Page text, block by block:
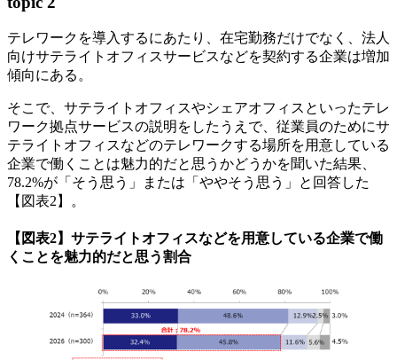
テレワークを導入するにあたり、在宅勤務だけでなく、法人
向けサテライトオフィスサービスなどを契約する企業は増加
傾向にある。
そこで、サテライトオフィスやシェアオフィスといったテレ
ワーク拠点サービスの説明をしたうえで、従業員のためにサ
テライトオフィスなどのテレワークする場所を用意している
企業で働くことは魅力的だと思うかどうかを聞いた結果、
78.2%が「そう思う」または「ややそう思う」と回答した
【図表2】。
【図表2】サテライトオフィスなどを用意している企業で働
くことを魅力的だと思う割合